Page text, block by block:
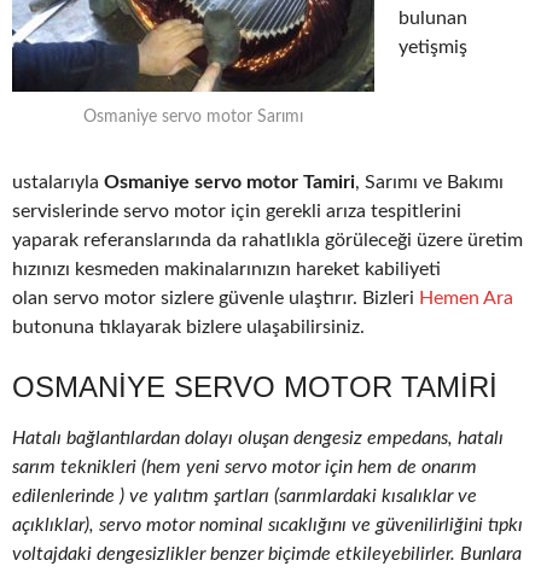
Osmaniye servo motor Sarımı
bulunan
yetişmiş
ustalarıyla Osmaniye servo motor Tamiri, Sarımı ve Bakımı
servislerinde servo motor için gerekli arıza tespitlerini
yaparak referanslarında da rahatlıkla görüleceği üzere üretim
hızınızı kesmeden makinalarınızın hareket kabiliyeti
olan servo motor sizlere güvenle ulaştırır. Bizleri Hemen Ara
butonuna tıklayarak bizlere ulaşabilirsiniz.
OSMANIYE SERVO MOTOR TAMIRI
Hatalı bağlantılardan dolayı oluşan dengesiz empedans, hatalı
sarım teknikleri (hem yeni servo motor için hem de onarım
edilenlerinde ) ve yalıtım şartları (sarımlardaki kısalıklar ve
açıklıklar), servo motor nominal sıcaklığını ve güvenilirliğini tıpkı
voltajdaki dengesizlikler benzer biçimde etkileyebilirler. Bunlara